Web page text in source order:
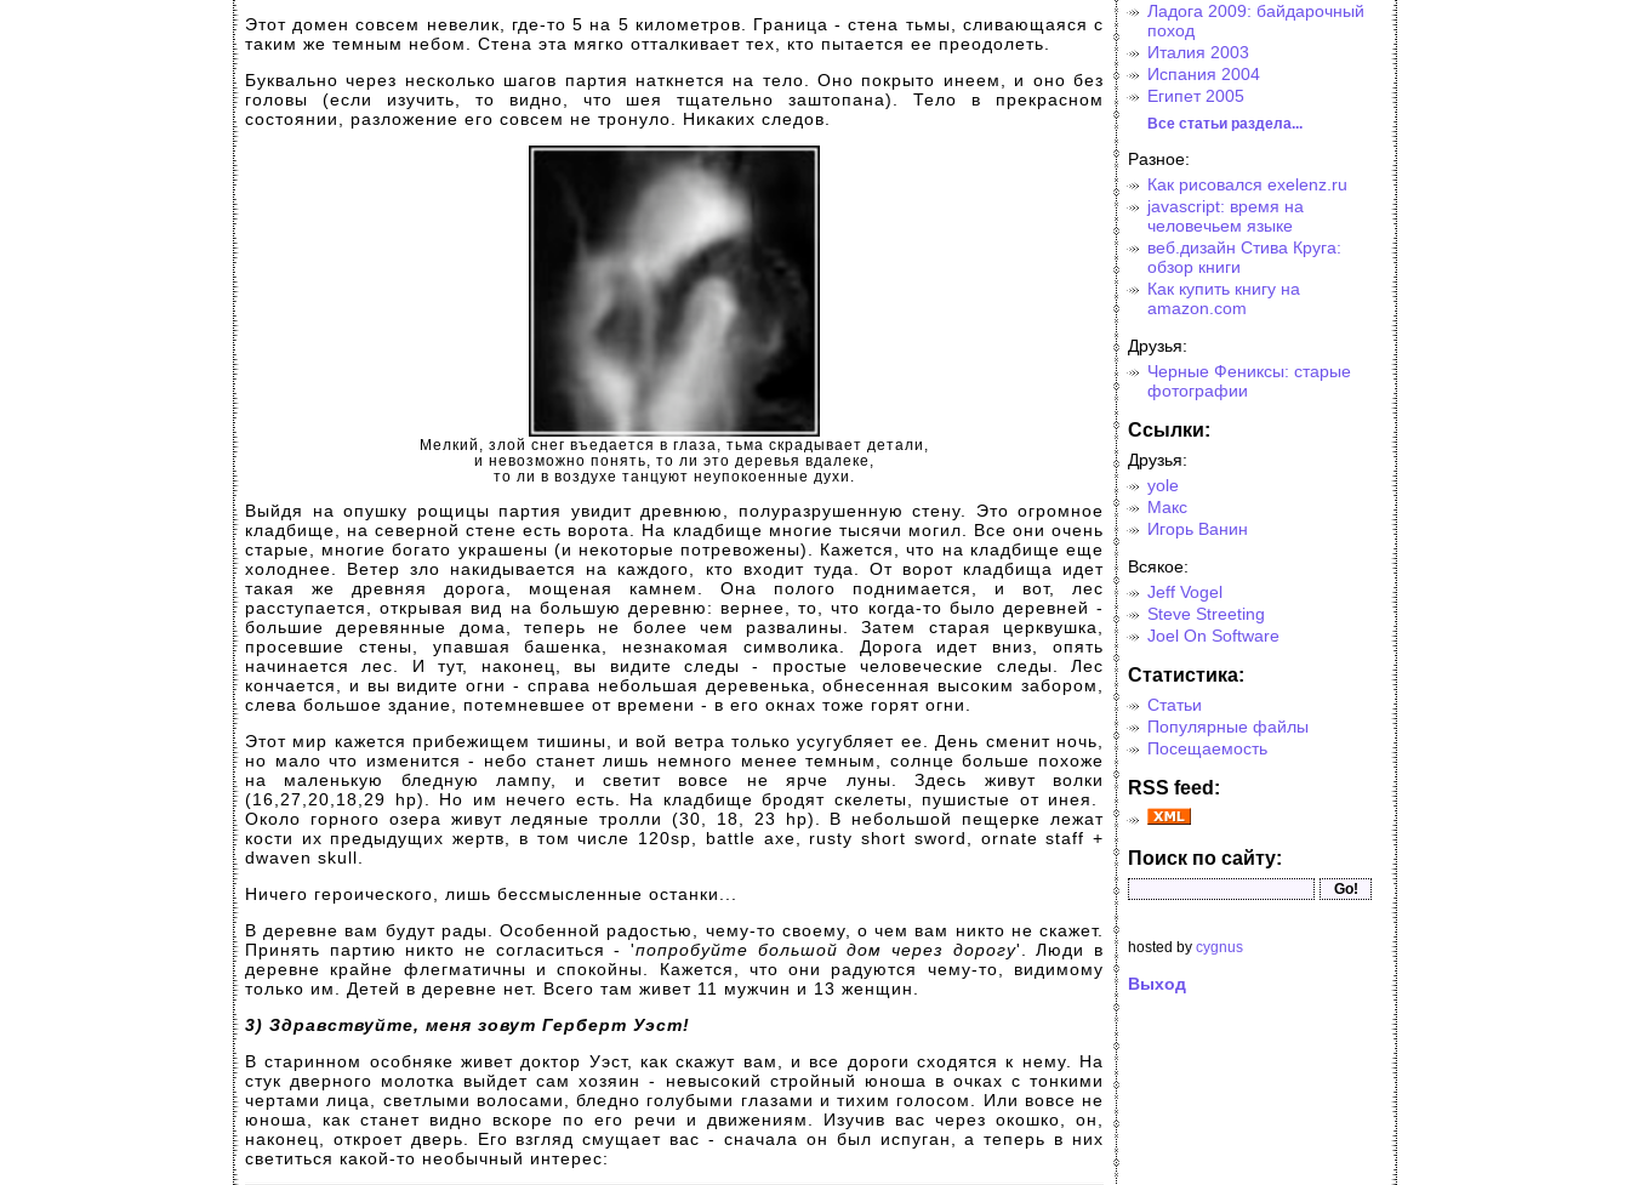
Ладога 2009: байдарочный
поход
Италия 2003
Испания 2004
Египет 2005
Все статьи раздела...
Разное:
Как рисовался exelenz.ru
javascript: время на
человечьем языке
веб.дизайн Стива Круга:
обзор книги
Как купить книгу на
amazon.com
Друзья:
Черные Фениксы: старые
фотографии
Cсылки:
Друзья:
yole
Макс
Игорь Ванин
Всякое:
Jeff Vogel
Steve Streeting
Joel On Software
Cтатистика:
Статьи
Популярные файлы
Посещаемость
RSS feed:
Поиск по сайту:
hosted by cygnus
Выход
Этот домен совсем невелик, где-то 5 на 5 километров. Граница - стена тьмы, сливающаяся с
таким же темным небом. Стена эта мягко отталкивает тех, кто пытается ее преодолеть.
Буквально через несколько шагов партия наткнется на тело. Оно покрыто инеем, и оно без
головы (если изучить, то видно, что шея тщательно заштопана). Тело в прекрасном
состоянии, разложение его совсем не тронуло. Никаких следов.
Мелкий, злой снег въедается в глаза, тьма скрадывает детали,
и невозможно понять, то ли это деревья вдалеке,
то ли в воздухе танцуют неупокоенные духи.
Выйдя на опушку рощицы партия увидит древнюю, полуразрушенную стену. Это огромное
кладбище, на северной стене есть ворота. На кладбище многие тысячи могил. Все они очень
старые, многие богато украшены (и некоторые потревожены). Кажется, что на кладбище еще
холоднее. Ветер зло накидывается на каждого, кто входит туда. От ворот кладбища идет
такая же древняя дорога, мощеная камнем. Она полого поднимается, и вот, лес
расступается, открывая вид на большую деревню: вернее, то, что когда-то было деревней -
большие деревянные дома, теперь не более чем развалины. Затем старая церквушка,
просевшие стены, упавшая башенка, незнакомая символика. Дорога идет вниз, опять
начинается лес. И тут, наконец, вы видите следы - простые человеческие следы. Лес
кончается, и вы видите огни - справа небольшая деревенька, обнесенная высоким забором,
слева большое здание, потемневшее от времени - в его окнах тоже горят огни.
Этот мир кажется прибежищем тишины, и вой ветра только усугубляет ее. День сменит ночь,
но мало что изменится - небо станет лишь немного менее темным, солнце больше похоже
на маленькую бледную лампу, и светит вовсе не ярче луны. Здесь живут волки
(16,27,20,18,29 hp). Но им нечего есть. На кладбище бродят скелеты, пушистые от инея.
Около горного озера живут ледяные тролли (30, 18, 23 hp). В небольшой пещерке лежат
кости их предыдущих жертв, в том числе 120sp, battle axe, rusty short sword, ornate staff +
dwaven skull.
Ничего героического, лишь бессмысленные останки...
В деревне вам будут рады. Особенной радостью, чему-то своему, о чем вам никто не скажет.
Принять партию никто не согласиться - 'попробуйте большой дом через дорогу'. Люди в
деревне крайне флегматичны и спокойны. Кажется, что они радуются чему-то, видимому
только им. Детей в деревне нет. Всего там живет 11 мужчин и 13 женщин.
3) Здравствуйте, меня зовут Герберт Уэст!
В старинном особняке живет доктор Уэст, как скажут вам, и все дороги сходятся к нему. На
стук дверного молотка выйдет сам хозяин - невысокий стройный юноша в очках с тонкими
чертами лица, светлыми волосами, бледно голубыми глазами и тихим голосом. Или вовсе не
юноша, как станет видно вскоре по его речи и движениям. Изучив вас через окошко, он,
наконец, откроет дверь. Его взгляд смущает вас - сначала он был испуган, а теперь в них
светиться какой-то необычный интерес: